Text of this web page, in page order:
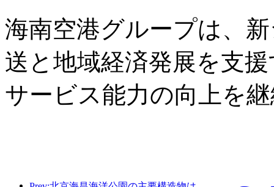
海南空港グループは、
送と地域経済発展を支
サービス能力の向上を